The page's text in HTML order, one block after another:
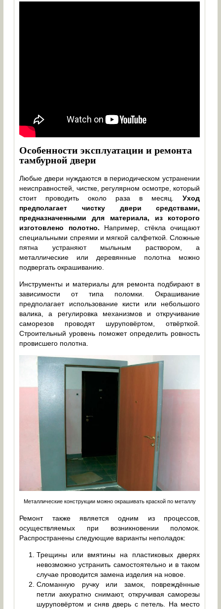
Особенности эксплуатации и ремонта
тамбурной двери
Любые двери нуждаются в периодическом устранении
неисправностей, чистке, регулярном осмотре, который
стоит проводить около раза в месяц.Уход
предполагает чистку двери средствами,
предназначенными для материала, из которого
изготовлено полотно. Например, стёкла очищают
специальными спреями и мягкой салфеткой. Сложные
пятна устраняют мыльным раствором, а
металлические или деревянные полотна можно
подвергать окрашиванию.
Инструменты и материалы для ремонта подбирают в
зависимости от типа поломки. Окрашивание
предполагает использование кисти или небольшого
валика, а регулировка механизмов и откручивание
саморезов проводят шуруповёртом, отвёрткой.
Строительный уровень поможет определить ровность
провисшего полотна.
Металлические конструкции можно окрашивать краской по металлу
Ремонт также является одним из процессов,
осуществляемых при возникновении поломок.
Распространены следующие варианты неполадок:
Трещины или вмятины на пластиковых дверях
невозможно устранить самостоятельно и в таком
случае проводится замена изделия на новое.
Сломанную ручку или замок, повреждённые
петли аккуратно снимают, откручивая саморезы
шуруповёртом и сняв дверь с петель. На место